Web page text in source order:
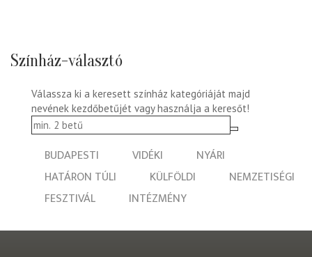
Színház-választó
Válassza ki a keresett színház kategóriáját majd
nevének kezdőbetűjét vagy használja a keresőt!
BUDAPESTI VIDÉKI
NYÁRI
HATÁRON TÚLI
KÜLFÖLDI
NEMZETISÉGI
FESZTIVÁL
INTÉZMÉNY